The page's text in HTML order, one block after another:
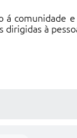
comunidade e
à